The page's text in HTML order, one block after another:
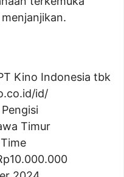
Kino Indonesia tbk
id/
Timur
10.000.000